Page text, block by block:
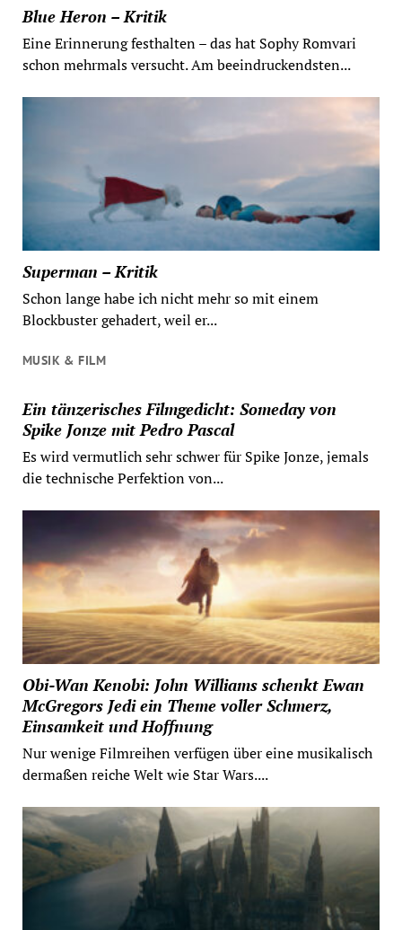
Blue Heron – Kritik
Eine Erinnerung festhalten – das hat Sophy Romvari
schon mehrmals versucht. Am beeindruckendsten...
Superman – Kritik
Schon lange habe ich nicht mehr so mit einem
Blockbuster gehadert, weil er...
MUSIK & FILM
Ein tänzerisches Filmgedicht: Someday von
Spike Jonze mit Pedro Pascal
Es wird vermutlich sehr schwer für Spike Jonze, jemals
die technische Perfektion von...
Obi-Wan Kenobi: John Williams schenkt Ewan
McGregors Jedi ein Theme voller Schmerz,
Einsamkeit und Hoffnung
Nur wenige Filmreihen verfügen über eine musikalisch
dermaßen reiche Welt wie Star Wars....